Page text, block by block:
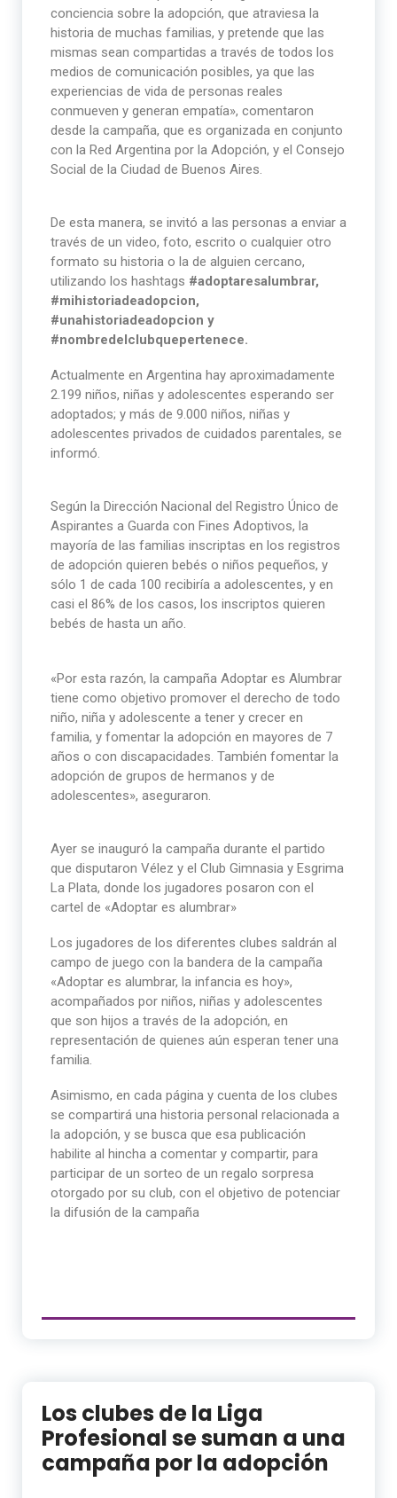
conciencia sobre la adopción, que atraviesa la
historia de muchas familias, y pretende que las
mismas sean compartidas a través de todos los
medios de comunicación posibles, ya que las
experiencias de vida de personas reales
conmueven y generan empatía», comentaron
desde la campaña, que es organizada en conjunto
con la Red Argentina por la Adopción, y el Consejo
Social de la Ciudad de Buenos Aires.
De esta manera, se invitó a las personas a enviar a
través de un video, foto, escrito o cualquier otro
formato su historia o la de alguien cercano,
utilizando los hashtags #adoptaresalumbrar,
#mihistoriadeadopcion,
#unahistoriadeadopcion y
#nombredelclubquepertenece.
Actualmente en Argentina hay aproximadamente
2.199 niños, niñas y adolescentes esperando ser
adoptados; y más de 9.000 niños, niñas y
adolescentes privados de cuidados parentales, se
informó.
Según la Dirección Nacional del Registro Único de
Aspirantes a Guarda con Fines Adoptivos, la
mayoría de las familias inscriptas en los registros
de adopción quieren bebés o niños pequeños, y
sólo 1 de cada 100 recibiría a adolescentes, y en
casi el 86% de los casos, los inscriptos quieren
bebés de hasta un año.
«Por esta razón, la campaña Adoptar es Alumbrar
tiene como objetivo promover el derecho de todo
niño, niña y adolescente a tener y crecer en
familia, y fomentar la adopción en mayores de 7
años o con discapacidades. También fomentar la
adopción de grupos de hermanos y de
adolescentes», aseguraron.
Ayer se inauguró la campaña durante el partido
que disputaron Vélez y el Club Gimnasia y Esgrima
La Plata, donde los jugadores posaron con el
cartel de «Adoptar es alumbrar»
Los jugadores de los diferentes clubes saldrán al
campo de juego con la bandera de la campaña
«Adoptar es alumbrar, la infancia es hoy»,
acompañados por niños, niñas y adolescentes
que son hijos a través de la adopción, en
representación de quienes aún esperan tener una
familia.
Asimismo, en cada página y cuenta de los clubes
se compartirá una historia personal relacionada a
la adopción, y se busca que esa publicación
habilite al hincha a comentar y compartir, para
participar de un sorteo de un regalo sorpresa
otorgado por su club, con el objetivo de potenciar
la difusión de la campaña
Los clubes de la Liga
Profesional se suman a una
campaña por la adopción